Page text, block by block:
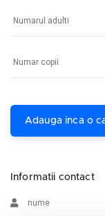
Adauga inca o
Informatii contact